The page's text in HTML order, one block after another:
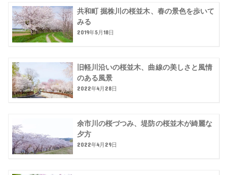
共和町 掘株川の桜並木、春の景色を歩いて
みる
2019年5月18日
旧軽川沿いの桜並木、曲線の美しさと風情
のある風景
2022年4月28日
余市川の桜づつみ、堤防の桜並木が綺麗な
夕方
2022年4月29日